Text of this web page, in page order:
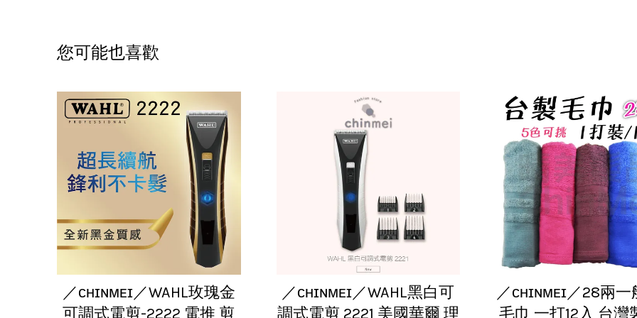
您可能也喜歡
／ᴄʜɪɴᴍᴇɪ／WAHL玫瑰金
可調式電剪-2222 電推 剪
／ᴄʜɪɴᴍᴇɪ／WAHL黑白可
調式電剪 2221 美國華爾 理
／ᴄʜɪɴᴍᴇɪ／28兩
毛巾 一打12入 台灣